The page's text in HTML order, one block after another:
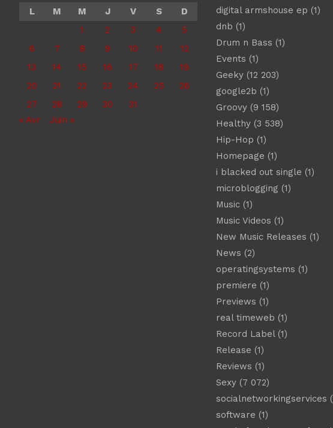
L
M M J V S
D
1
2 3 4
5
6
7 8 9 10 11
12
13
14 15 16 17 18
19
20
21 22 23 24 25
26
27
28 29 30
31
« Avr
Juin »
digital armshouse ep (1)
dnb (1)
Drum n Bass (1)
Events (1)
Geeky(12 203)
google2b (1)
Groovy(9 158)
Healthy(3 538)
Hip-Hop (1)
Homepage (1)
i blacked out single (1)
microblogging (1)
Music(1)
Music Videos (1)
New Music Releases (1)
News (2)
operatingsystems (1)
premiere (1)
Previews (1)
real timeweb (1)
Record Label(1)
Release (1)
Reviews (1)
Sexy(7 072)
socialnetworkingservices
software (1)